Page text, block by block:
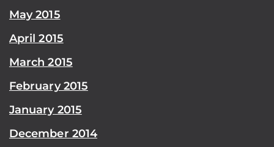
May 2015
April 2015
March 2015
February 2015
January 2015
December 2014